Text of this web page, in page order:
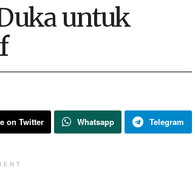
untuk
on Twitter Whatsapp Telegram